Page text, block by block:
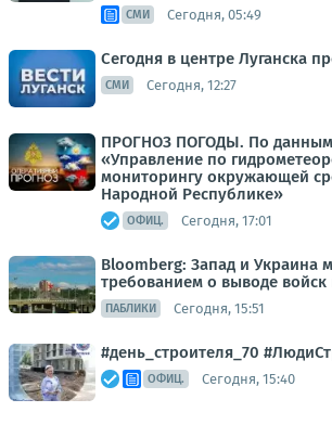
СМИ Сегодня, 05:49
Сегодня в центре Луганска
СМИ Сегодня, 12:27
ПРОГНОЗ ПОГОДЫ. По
«Управление по
мониторингу окружающей
Народной Республике»
ОФИЦ. Сегодня, 17:01
Bloomberg: Запад и Украина
требованием о выводе войск
ПАБЛИКИ Сегодня, 15:51
#день_строителя_70
ОФИЦ. Сегодня, 15:40